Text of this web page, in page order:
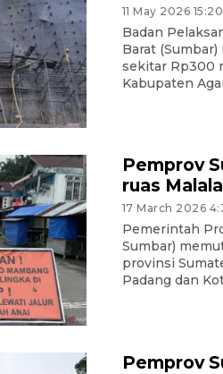
11 May 2026
Badan
Barat
sekitar Rp300
Kabupaten
Pemprov
ruas
17 March 2026
Pemerintah
Sumbar)
provinsi
Padang dan
Pemprov